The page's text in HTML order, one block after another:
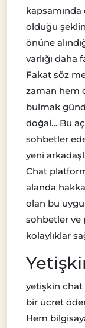
olduğu
önüne
varlığı daha
Fakat söz
zaman hem
bulmak
doğal… Bu
sohbetler
yeni
Chat
alanda
olan bu
sohbetler ve
kolaylıklar
yetişkin chat
bir ücret
Hem